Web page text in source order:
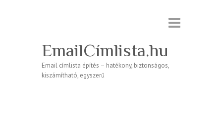
EmailCímlista.hu
Email címlista építés – hatékony, biztonságos,
kiszámítható, egyszerű